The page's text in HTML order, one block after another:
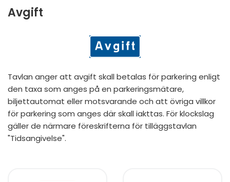
Avgift
Tavlan anger att avgift skall betalas för parkering enligt
den taxa som anges på en parkeringsmätare,
biljettautomat eller motsvarande och att övriga villkor
för parkering som anges där skall iakttas. För klockslag
gäller de närmare föreskrifterna för tilläggstavlan
"Tidsangivelse".